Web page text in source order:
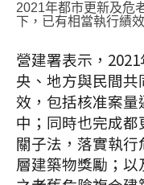
2021年都市更新及危
下，已有相當執行績
營建署表示，
央、地方與民間
效，包括核准案
中；同時也完成
關子法，落實執
層建築物獎勵；